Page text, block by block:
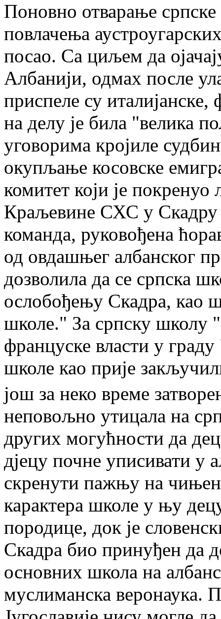
Поновно отварање
повлачења
посао. Са циљем да
Албанији, одмах после
приспеле су
на делу je била "велика
уговорима кројиле
окупљање косовске
комитет који je
Краљевине СХС у Скадру
команда, руковођена
од овдашњег албанског
дозволила да се српска
ослобођењу Скадра, као
школе." За српску школу
француске власти у
школе као прије
још за неко време
неповољно утицала на
других могућности да
дјецу почне уписивати у
скренути пажњу на
карактера школе у њу
породице, док je
Скадра био принуђен да
основних школа на
муслиманска веронаука.